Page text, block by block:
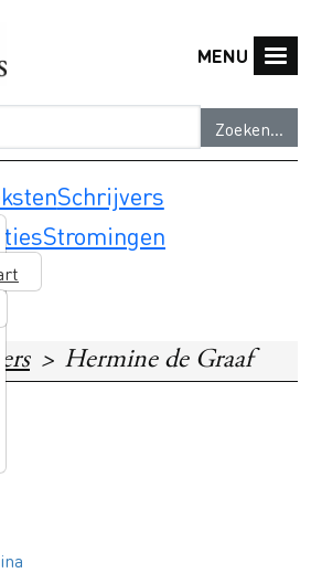
MENU
je naar wilt zoeken.
Schrijvers
Stromingen
Hermine de Graaf